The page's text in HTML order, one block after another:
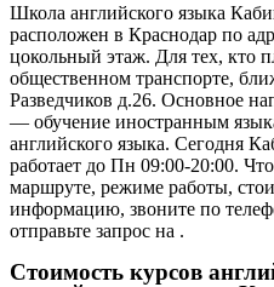
Школа английского языка
расположен в Краснодар по
цокольный этаж. Для тех, кто
общественном транспорте,
Разведчиков д.26. Основное
— обучение иностранным
английского языка. Сегодня
работает до Пн 09:00-20:00.
маршруте, режиме работы,
информацию, звоните по
отправьте запрос на .
Стоимость курсов